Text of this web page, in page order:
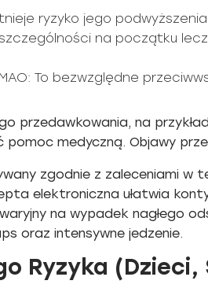
ryzyko jego
na początku
To bezwzględne
przedawkowania, na
medyczną. Objawy
zgodnie z zaleceniami w
elektroniczna ułatwia
na wypadek nagłego
oraz intensywne jedzenie.
Ryzyka